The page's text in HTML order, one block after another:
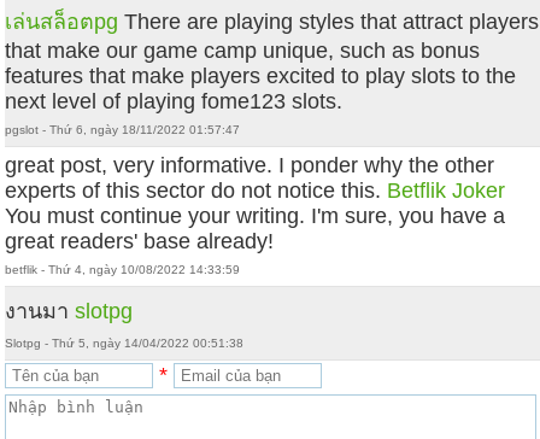
เล่นสล็อตpg There are playing styles that attract players
that make our game camp unique, such as bonus
features that make players excited to play slots to the
next level of playing fome123 slots.
pgslot - Thứ 6, ngày 18/11/2022 01:57:47
great post, very informative. I ponder why the other
experts of this sector do not notice this. Betflik Joker
You must continue your writing. I'm sure, you have a
great readers' base already!
betflik - Thứ 4, ngày 10/08/2022 14:33:59
งานมาslotpg
Slotpg - Thứ 5, ngày 14/04/2022 00:51:38
*